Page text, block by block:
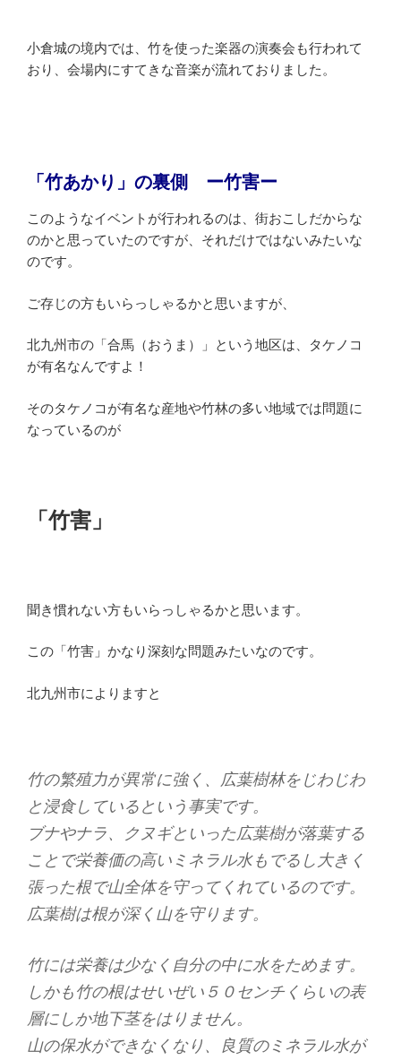
小倉城の境内では、竹を使った楽器の演奏会も行われて
おり、会場内にすてきな音楽が流れておりました。
「竹あかり」の裏側 ー竹害ー
このようなイベントが行われるのは、街おこしだからな
のかと思っていたのですが、それだけではないみたいな
のです。
ご存じの方もいらっしゃるかと思いますが、
北九州市の「合馬（おうま）」という地区は、タケノコ
が有名なんですよ！
そのタケノコが有名な産地や竹林の多い地域では問題に
なっているのが
「竹害」
聞き慣れない方もいらっしゃるかと思います。
この「竹害」かなり深刻な問題みたいなのです。
北九州市によりますと
竹の繁殖力が異常に強く、広葉樹林をじわじわ
と浸食しているという事実です。
ブナやナラ、クヌギといった広葉樹が落葉する
ことで栄養価の高いミネラル水もでるし大きく
張った根で山全体を守ってくれているのです。
広葉樹は根が深く山を守ります。
竹には栄養は少なく自分の中に水をためます。
しかも竹の根はせいぜい５０センチくらいの表
層にしか地下茎をはりません。
山の保水ができなくなり、良質のミネラル水が